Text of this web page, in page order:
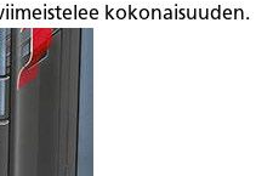
kokonaisuuden.